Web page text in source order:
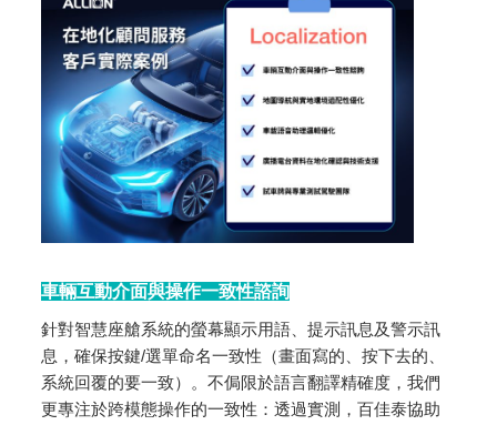
車輛互動介面與操作一致性諮詢
針對智慧座艙系統的螢幕顯示用語、提示訊息及警示訊
息，確保按鍵/選單命名一致性（畫面寫的、按下去的、
系統回覆的要一致）。不侷限於語言翻譯精確度，我們
更專注於跨模態操作的一致性：透過實測，百佳泰協助